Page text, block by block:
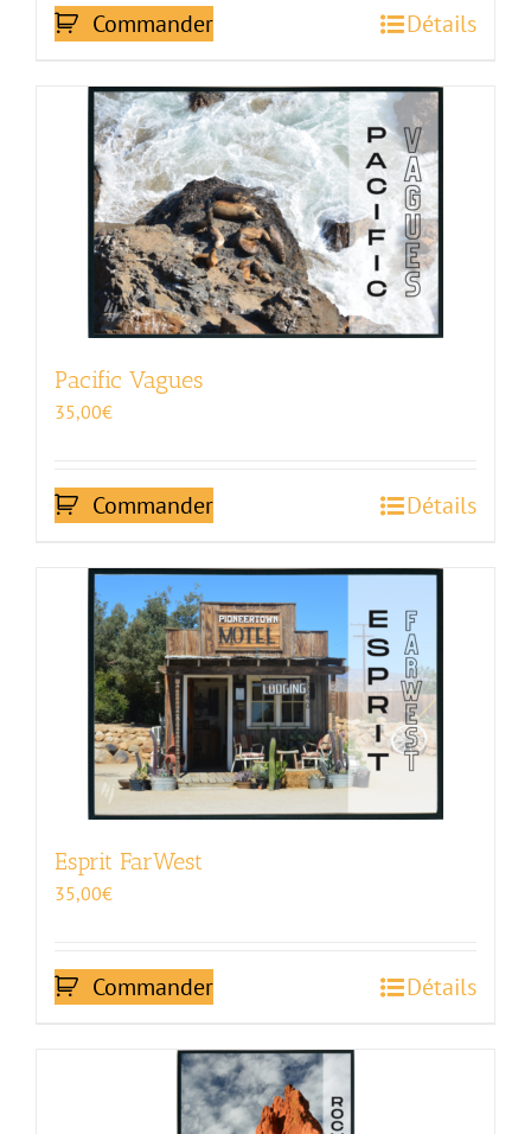
Commander Détails
Pacific Vagues
35,00€
Commander Détails
Esprit FarWest
35,00€
Commander Détails